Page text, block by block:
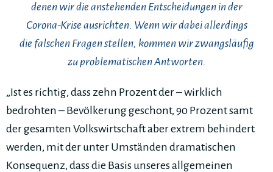
denen wir die anstehenden Entscheidungen in der
Corona-Krise ausrichten. Wenn wir dabei allerdings
die falschen Fragen stellen, kommen wir zwangsläufig
zu problematischen Antworten.
„Ist es richtig, dass zehn Prozent der – wirklich
bedrohten – Bevölkerung geschont, 90 Prozent samt
der gesamten Volkswirtschaft aber extrem behindert
werden, mit der unter Umständen dramatischen
Konsequenz, dass die Basis unseres allgemeinen